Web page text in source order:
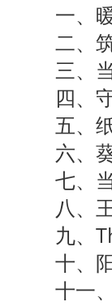
一、
二、
三、
四、
五、
六、
七、
八、
九、
十、
十一